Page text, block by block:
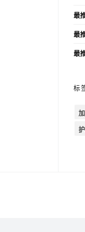
最
最
最
标